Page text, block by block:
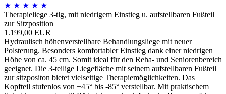
★ ★ ★ ★ ★
Therapieliege 3-tlg, mit niedrigem Einstieg u. aufstellbaren Fußteil
zur Sitzposition
1.199,00 EUR
Hydraulisch höhenverstellbare Behandlungsliege mit neuer
Polsterung. Besonders komfortabler Einstieg dank einer niedrigen
Höhe von ca. 45 cm. Somit ideal für den Reha- und Seniorenbereich
geeignet. Die 3-teilige Liegefläche mit seinem aufstellbaren Fußteil
zur sitzpositon bietet vielseitige Therapiemöglichkeiten. Das
Kopfteil stufenlos von +45° bis -85° verstellbar. Mit praktischem